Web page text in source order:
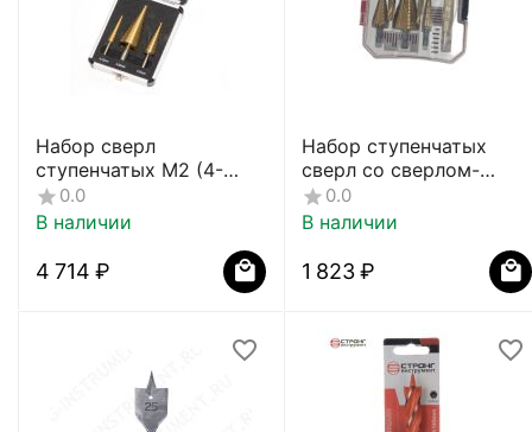
Набор сверл
ступенчатых M2 (4-
12/4-20/4-30) СТМ-520
0.0
В наличии
4 714 ₽
Набор ступенчатых
сверл со сверлом-
фрезой (7 предметов)
0.0
В наличии
1 823 ₽